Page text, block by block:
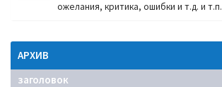
ожелания, критика, ошибки и т.д. и т.п.
АРХИВ
заголовок